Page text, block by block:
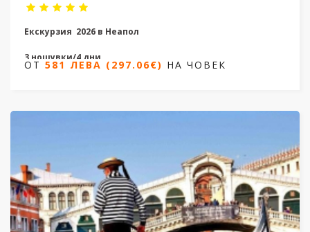
Екскурзия 2026 в Неапол
3 нощувки/4 дни
ОТ 581 ЛЕВА (297.06€) НА ЧОВЕК